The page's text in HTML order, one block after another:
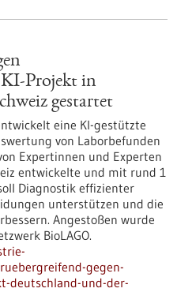
Projekt in
gestartet
eine KI-gestützte
von Laborbefunden
Expertinnen und Experten
entwickelte und mit rund 1
Diagnostik effizienter
unterstützen und die
Angestoßen wurde
BioLAGO.
gegen-
deutschland-und-der-